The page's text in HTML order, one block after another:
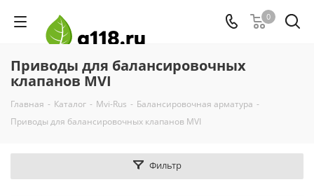
0
Приводы для балансировочных
клапанов MVI
Главная - Каталог - Mvi-Rus - Балансировочная арматура -
Приводы для балансировочных клапанов MVI
Фильтр